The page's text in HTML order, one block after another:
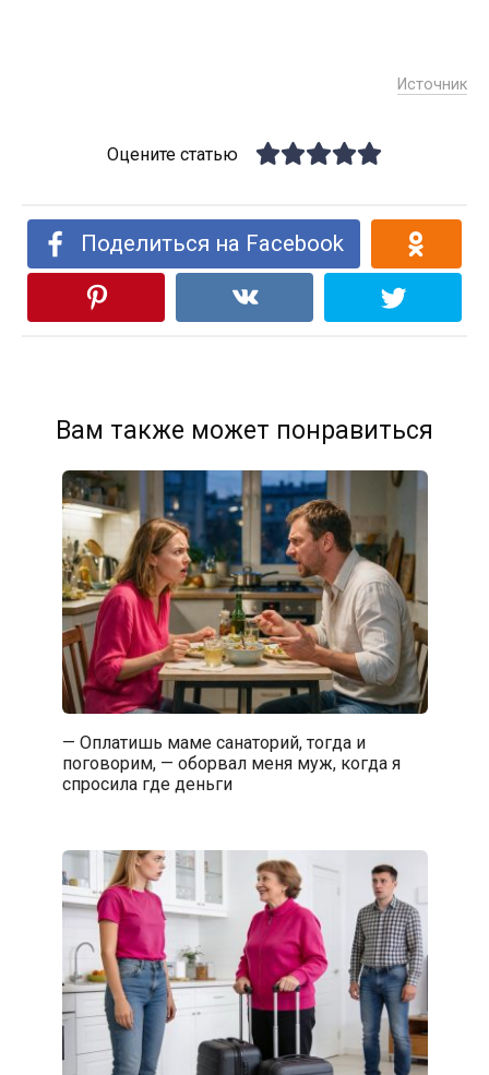
Источник
Оцените статью
Поделиться на Facebook
Вам также может понравиться
— Оплатишь маме санаторий, тогда и
поговорим, — оборвал меня муж, когда я
спросила где деньги